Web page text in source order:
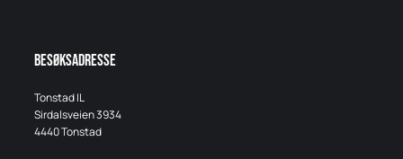
Besøksadresse
Tonstad IL
Sirdalsveien 3934
4440 Tonstad